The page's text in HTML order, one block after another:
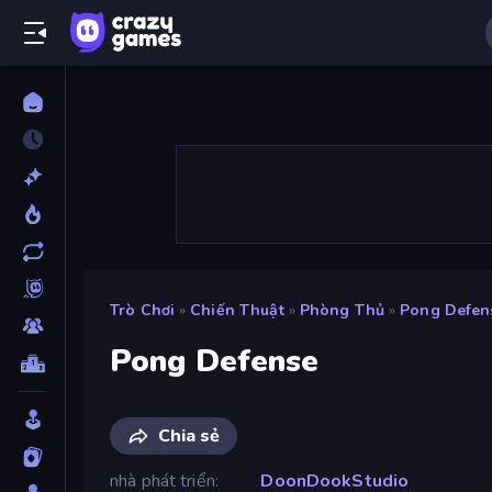
Trò Chơi » Chiến Thuật » Phòng Thủ » Pong
Pong Defense
Chia sẻ
nhà phát triển
DoonDookStudio